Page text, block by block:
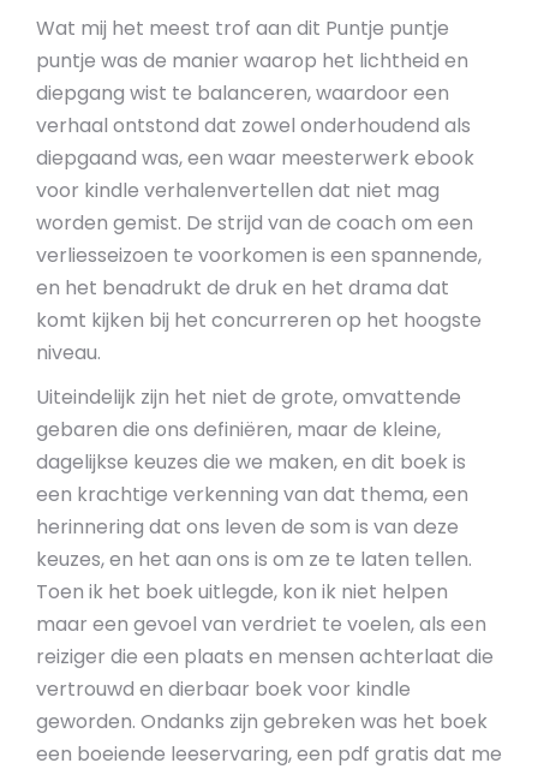
Wat mij het meest trof aan dit Puntje puntje
puntje was de manier waarop het lichtheid en
diepgang wist te balanceren, waardoor een
verhaal ontstond dat zowel onderhoudend als
diepgaand was, een waar meesterwerk ebook
voor kindle verhalenvertellen dat niet mag
worden gemist. De strijd van de coach om een
verliesseizoen te voorkomen is een spannende,
en het benadrukt de druk en het drama dat
komt kijken bij het concurreren op het hoogste
niveau.
Uiteindelijk zijn het niet de grote, omvattende
gebaren die ons definiëren, maar de kleine,
dagelijkse keuzes die we maken, en dit boek is
een krachtige verkenning van dat thema, een
herinnering dat ons leven de som is van deze
keuzes, en het aan ons is om ze te laten tellen.
Toen ik het boek uitlegde, kon ik niet helpen
maar een gevoel van verdriet te voelen, als een
reiziger die een plaats en mensen achterlaat die
vertrouwd en dierbaar boek voor kindle
geworden. Ondanks zijn gebreken was het boek
een boeiende leeservaring, een pdf gratis dat me